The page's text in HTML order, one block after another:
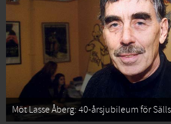
Möt Lasse Åberg: 40-årsjubileum för